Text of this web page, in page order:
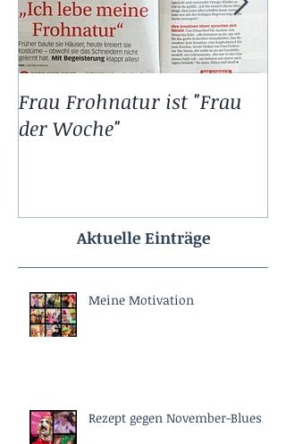
Frau Frohnatur ist "Frau
der Woche"
Aktuelle Einträge
Meine Motivation
Rezept gegen November-Blues